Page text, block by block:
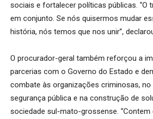
sociais e fortalecer políticas públicas. “O
em conjunto. Se nós quisermos mudar
história, nós temos que nos unir”,
O procurador-geral também reforçou a
parcerias com o Governo do Estado e
combate às organizações criminosas,
segurança pública e na construção de
sociedade sul-mato-grossense.